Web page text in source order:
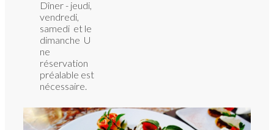
Dîner - jeudi,
vendredi,
samedi et le
dimanche U
ne
réservation
préalable est
nécessaire.